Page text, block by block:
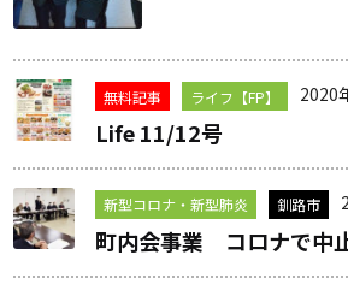
無料記事 ライフ【FP】 2020
Life 11/12号
新型コロナ・新型肺炎 釧路市
町内会事業 コロナで中